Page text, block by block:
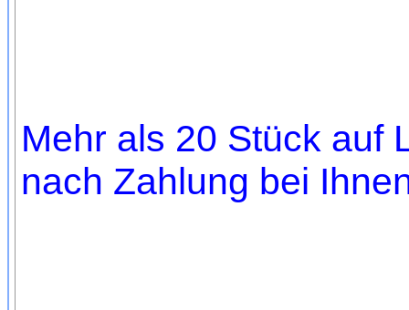
Mehr als 20 Stück auf
nach Zahlung bei